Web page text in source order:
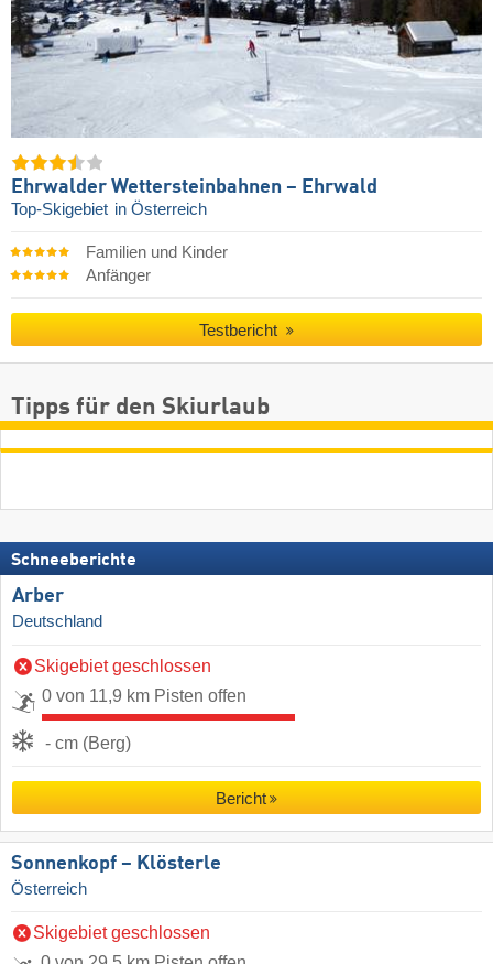
Ehrwalder Wettersteinbahnen – Ehrwald
Top-Skigebiet in Österreich
Familien und Kinder
Anfänger
Testbericht
Tipps für den Skiurlaub
Schneeberichte
Arber
Deutschland
Skigebiet geschlossen
0 von 11,9 km Pisten offen
- cm (Berg)
Bericht
Sonnenkopf – Klösterle
Österreich
Skigebiet geschlossen